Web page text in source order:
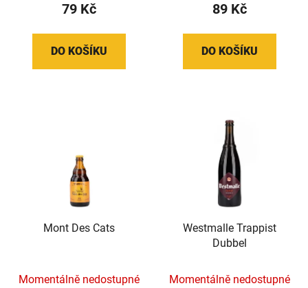
79 Kč
DO KOŠÍKU
89 Kč
DO KOŠÍKU
Mont Des Cats
Momentálně nedostupné
Westmalle Trappist
Dubbel
Momentálně nedostupné